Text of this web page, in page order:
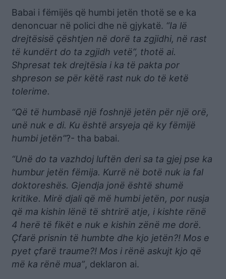
Babai i fëmijës që humbi jetën thotë se e ka
denoncuar në polici dhe në gjykatë. “Ia lë
drejtësisë çështjen në dorë ta zgjidhi, në rast
të kundërt do ta zgjidh vetë”, thotë ai.
Shpresat tek drejtësia i ka të pakta por
shpreson se për këtë rast nuk do të ketë
tolerime.
“Që të humbasë një foshnjë jetën për një orë,
unë nuk e di. Ku është arsyeja që ky fëmijë
humbi jetën”?- tha babai.
“Unë do ta vazhdoj luftën deri sa ta gjej pse ka
humbur jetën fëmija. Kurrë në botë nuk ia fal
doktoreshës. Gjendja jonë është shumë
kritike. Mirë djali që më humbi jetën, por nusja
që ma kishin lënë të shtrirë atje, i kishte rënë
4 herë të fikët e nuk e kishin zënë me dorë.
Çfarë prisnin të humbte dhe kjo jetën?! Mos e
pyet çfarë traume?! Mos i rënë askujt kjo që
më ka rënë mua”, deklaron ai.